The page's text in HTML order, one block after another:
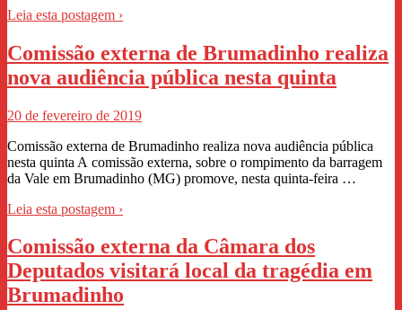
Leia esta postagem ›
Comissão externa de Brumadinho realiza
nova audiência pública nesta quinta
20 de fevereiro de 2019
Comissão externa de Brumadinho realiza nova audiência pública
nesta quinta A comissão externa, sobre o rompimento da barragem
da Vale em Brumadinho (MG) promove, nesta quinta-feira …
Leia esta postagem ›
Comissão externa da Câmara dos
Deputados visitará local da tragédia em
Brumadinho